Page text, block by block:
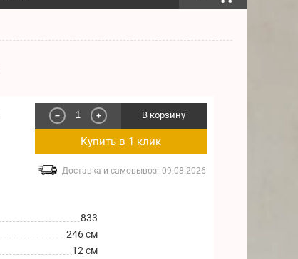
− + В корзину
Купить в 1 клик
Доставка и самовывоз: 09.08.2026
833
246 см
12 см